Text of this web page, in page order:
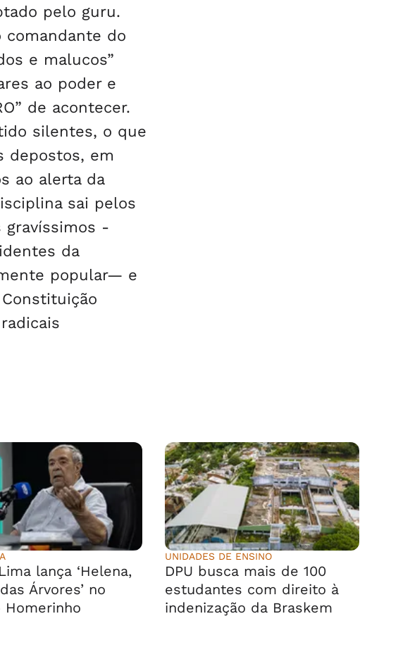
pelo guru.
comandante do
e malucos”
ao poder e
de acontecer.
silentes, o que
depostos, em
ao alerta da
sai pelos
gravíssimos -
da
popular— e
lança ‘Helena,
Árvores’ no
Homerinho
UNIDADES DE ENSINO
DPU busca mais de 100
estudantes com direito à
indenização da Braskem